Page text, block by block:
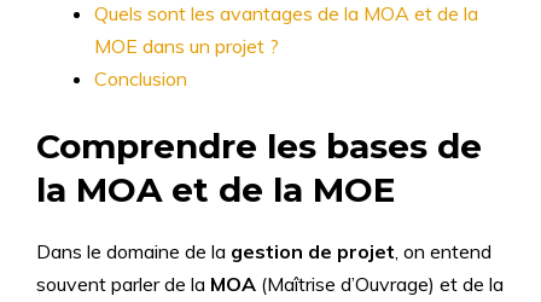
Quels sont les avantages de la MOA et de la
MOE dans un projet ?
Conclusion
Comprendre les bases de
la MOA et de la MOE
Dans le domaine de la gestion de projet, on entend
souvent parler de la MOA (Maîtrise d’Ouvrage) et de la